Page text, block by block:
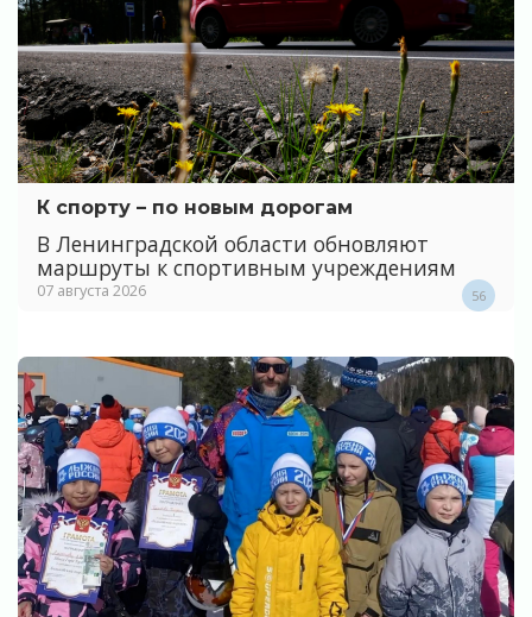
К спорту – по новым дорогам
В Ленинградской области обновляют
маршруты к спортивным учреждениям
07 августа 2026 56